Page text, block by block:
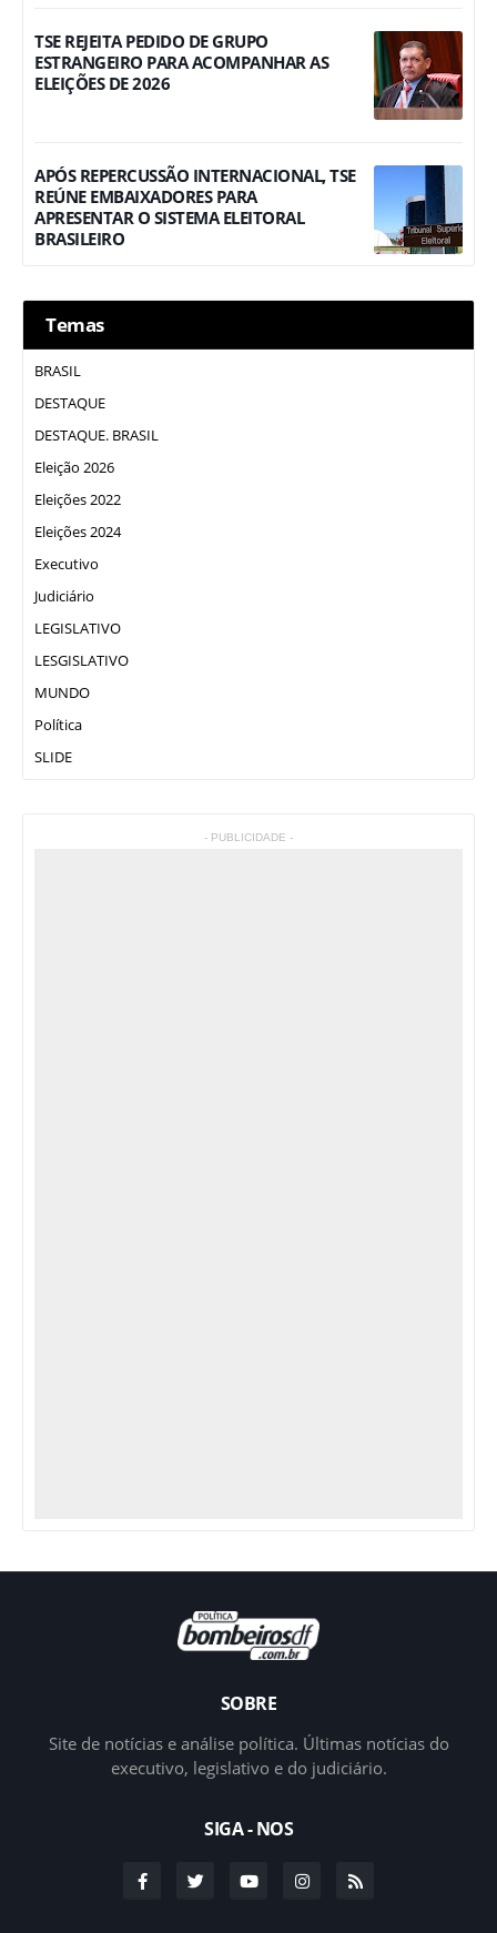
TSE REJEITA PEDIDO DE GRUPO
ESTRANGEIRO PARA ACOMPANHAR AS
ELEIÇÕES DE 2026
APÓS REPERCUSSÃO INTERNACIONAL, TSE
REÚNE EMBAIXADORES PARA
APRESENTAR O SISTEMA ELEITORAL
BRASILEIRO
Temas
BRASIL
DESTAQUE
DESTAQUE. BRASIL
Eleição 2026
Eleições 2022
Eleições 2024
Executivo
Judiciário
LEGISLATIVO
LESGISLATIVO
MUNDO
Política
SLIDE
- PUBLICIDADE -
SOBRE
Site de notícias e análise política. Últimas notícias do
executivo, legislativo e do judiciário.
SIGA - NOS